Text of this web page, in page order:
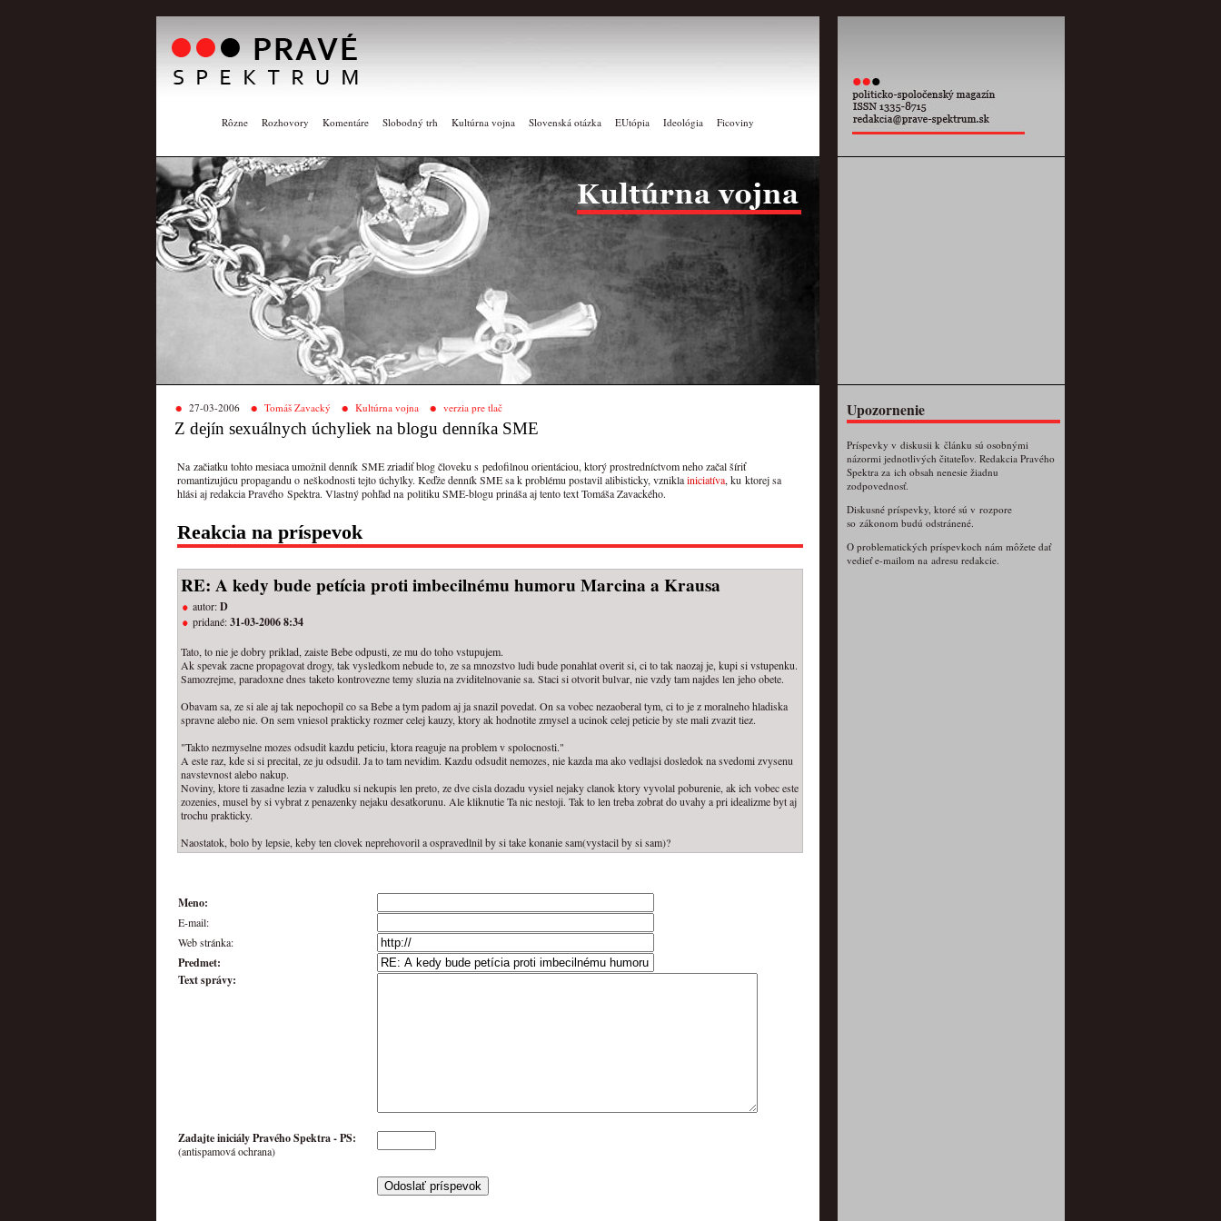
Rôzne Rozhovory Komentáre Slobodný trh Kultúrna vojna Slovenská otázka EUtópia Ideológia Ficoviny
27-03-2006 Tomáš Zavacký Kultúrna vojna verzia pre tlač
Z dejín sexuálnych úchyliek na blogu denníka SME
Na začiatku tohto mesiaca umožnil denník SME zriadiť blog človeku s pedofilnou orientáciou, ktorý prostredníctvom neho začal šíriť
romantizujúcu propagandu o neškodnosti tejto úchylky. Keďže denník SME sa k problému postavil alibisticky, vzniklainiciatíva, ku ktorej sa
hlási aj redakcia Pravého Spektra. Vlastný pohľad na politiku SME-blogu prináša aj tento text Tomáša Zavackého.
Reakcia na príspevok
RE: A kedy bude petícia proti imbecilnému humoru Marcina a Krausa
autor:D
pridané:31-03-2006 8:34
Tato, to nie je dobry priklad, zaiste Bebe odpusti, ze mu do toho vstupujem.
Ak spevak zacne propagovat drogy, tak vysledkom nebude to, ze sa mnozstvo ludi bude ponahlat overit si, ci to tak naozaj je, kupi si vstupenku.
Samozrejme, paradoxne dnes taketo kontrovezne temy sluzia na zviditelnovanie sa. Staci si otvorit bulvar, nie vzdy tam najdes len jeho obete.
Obavam sa, ze si ale aj tak nepochopil co sa Bebe a tym padom aj ja snazil povedat. On sa vobec nezaoberal tym, ci to je z moralneho hladiska
spravne alebo nie. On sem vniesol prakticky rozmer celej kauzy, ktory ak hodnotite zmysel a ucinok celej peticie by ste mali zvazit tiez.
"Takto nezmyselne mozes odsudit kazdu peticiu, ktora reaguje na problem v spolocnosti."
A este raz, kde si si precital, ze ju odsudil. Ja to tam nevidim. Kazdu odsudit nemozes, nie kazda ma ako vedlajsi dosledok na svedomi zvysenu
navstevnost alebo nakup.
Noviny, ktore ti zasadne lezia v zaludku si nekupis len preto, ze dve cisla dozadu vysiel nejaky clanok ktory vyvolal poburenie, ak ich vobec este
zozenies, musel by si vybrat z penazenky nejaku desatkorunu. Ale kliknutie Ta nic nestoji. Tak to len treba zobrat do uvahy a pri idealizme byt aj
trochu prakticky.
Naostatok, bolo by lepsie, keby ten clovek neprehovoril a ospravedlnil by si take konanie sam(vystacil by si sam)?
Meno:
E-mail:
Web stránka:
Predmet:
Text správy:
Zadajte iniciály Pravého Spektra -PS:
(antispamová ochrana)
Upozornenie
Príspevky v diskusii k článku sú osobnými
názormi jednotlivých čitateľov. Redakcia Pravého
Spektra za ich obsah nenesie žiadnu
zodpovednosť.
Diskusné príspevky, ktoré sú v rozpore
so zákonom budú odstránené.
O problematických príspevkoch nám môžete dať
vedieť e-mailom na adresu redakcie.